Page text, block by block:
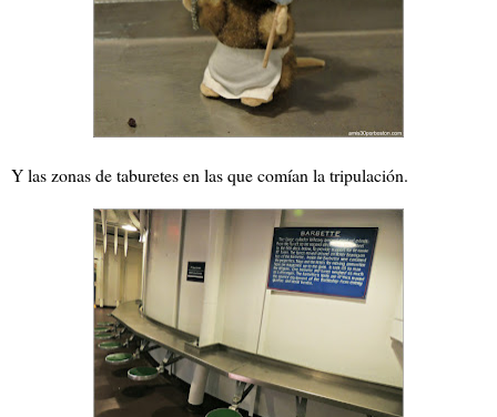
Y las zonas de taburetes en las que comían la tripulación.